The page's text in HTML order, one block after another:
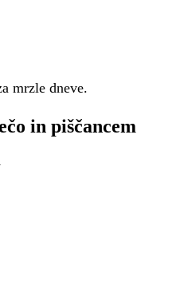
mrzle dneve.
in piščancem